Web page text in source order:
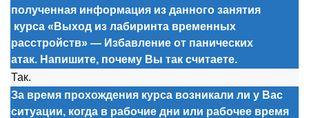
полученная информация из данного занятия
курса «Выход из лабиринта временных
расстройств» — Избавление от панических
атак. Напишите, почему Вы так считаете.
Так.
За время прохождения курса возникали ли у Вас
ситуации, когда в рабочие дни или рабочее время